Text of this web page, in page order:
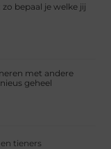
bepaal je welke jij
met andere
geheel
tieners